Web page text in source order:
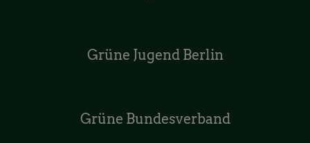
Grüne Jugend Berlin
Grüne Bundesverband